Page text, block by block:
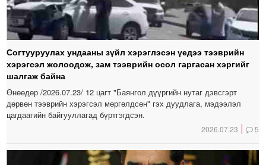
Согтууруулах ундааны зүйл хэрэглэсэн үедээ тээврийн
хэрэгсэл жолоодож, зам тээврийн осол гаргасан хэргийг
шалгаж байна
Өнөөдөр /2026.07.23/ 12 цагт "Баянгол дүүргийн нутаг дэвсгэрт
дөрвөн тээврийн хэрэгсэл мөргөлдсөн" гэх дуудлага, мэдээлэл
цагдаагийн байгууллагад бүртгэгдсэн.
2026.07.23 5